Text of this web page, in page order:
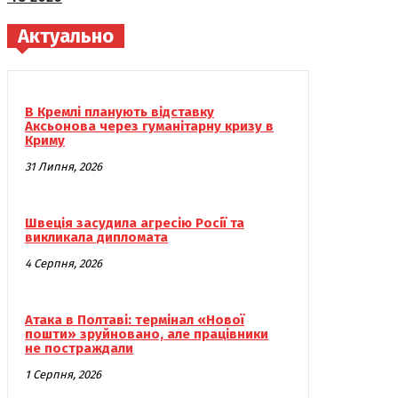
Актуально
В Кремлі планують відставку
Аксьонова через гуманітарну кризу в
Криму
31 Липня, 2026
Швеція засудила агресію Росії та
викликала дипломата
4 Серпня, 2026
Атака в Полтаві: термінал «Нової
пошти» зруйновано, але працівники
не постраждали
1 Серпня, 2026